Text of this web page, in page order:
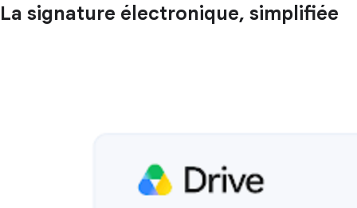
La signature électronique, simplifiée